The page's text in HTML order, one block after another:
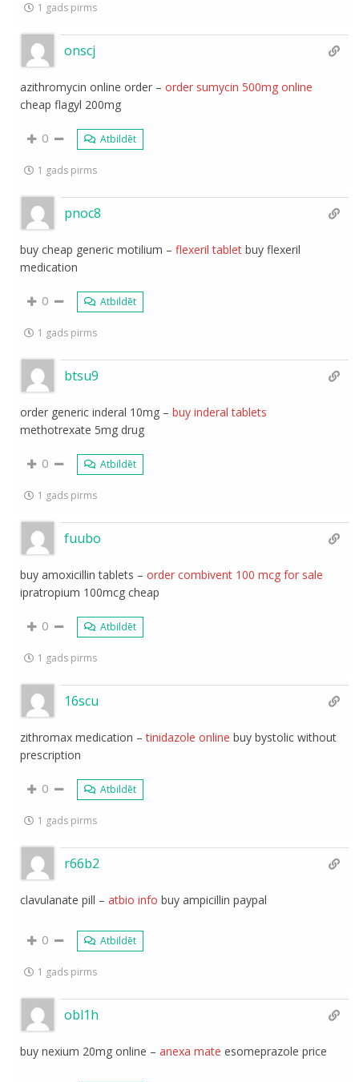
1 gads pirms
onscj
azithromycin online order –order sumycin 500mg online
cheap flagyl 200mg
0 Atbildēt
1 gads pirms
pnoc8
buy cheap generic motilium –flexeril tablet buy flexeril
medication
0 Atbildēt
1 gads pirms
btsu9
order generic inderal 10mg –buy inderal tablets
methotrexate 5mg drug
0 Atbildēt
1 gads pirms
fuubo
buy amoxicillin tablets –order combivent 100 mcg for sale
ipratropium 100mcg cheap
0 Atbildēt
1 gads pirms
16scu
zithromax medication –tinidazole online buy bystolic without
prescription
0 Atbildēt
1 gads pirms
r66b2
clavulanate pill –atbio info buy ampicillin paypal
0 Atbildēt
1 gads pirms
obl1h
buy nexium 20mg online –anexa mate esomeprazole price